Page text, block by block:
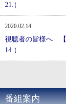
21.）
2020.02.14
視聴者の皆様へ 【
14.）
番組案内